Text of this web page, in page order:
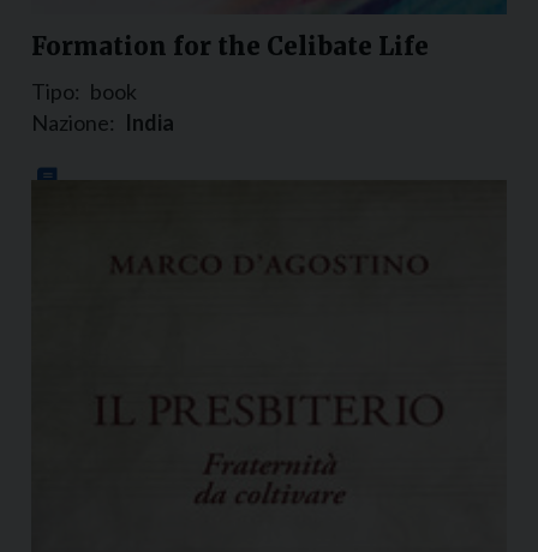
Formation for the Celibate Life
Tipo: book
Nazione: India